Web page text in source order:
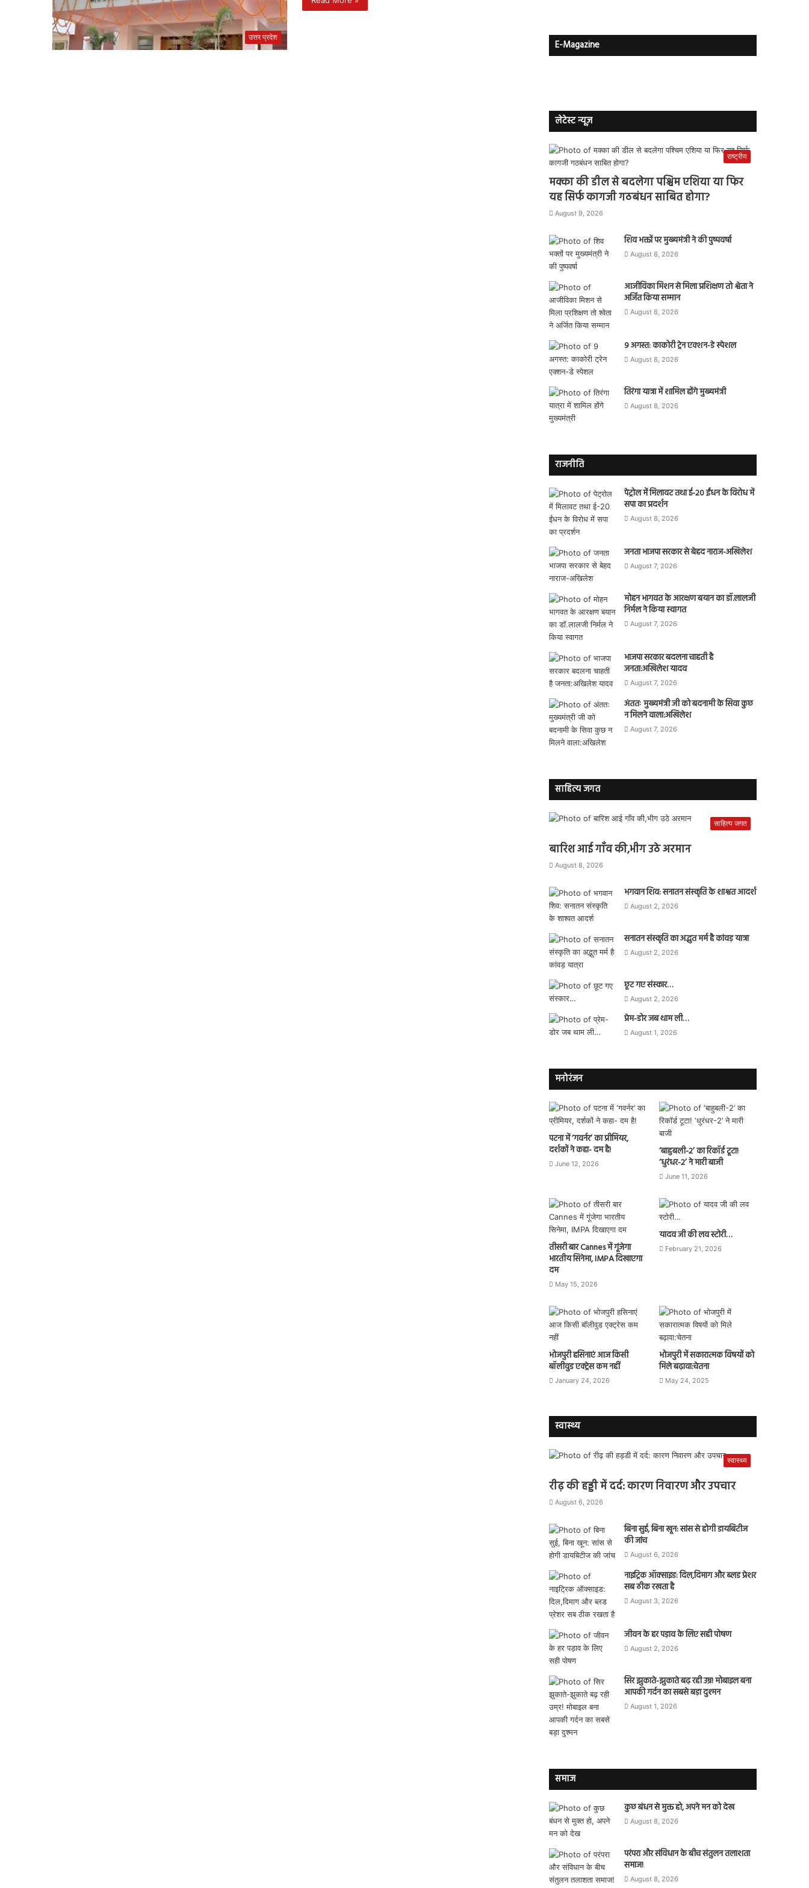
उत्तर प्रदेश
E-Magazine
लेटेस्ट न्यूज़
राष्ट्रीय
मक्का की डील से बदलेगा पश्चिम एशिया या फिर
यह सिर्फ कागजी गठबंधन साबित होगा?
August 9, 2026
शिव भक्तों पर मुख्यमंत्री ने की पुष्पवर्षा
August 8, 2026
आजीविका मिशन से मिला प्रशिक्षण तो श्वेता ने
अर्जित किया सम्मान
August 8, 2026
9 अगस्त: काकोरी ट्रेन एक्शन-डे स्पेशल
August 8, 2026
तिरंगा यात्रा में शामिल होंगे मुख्यमंत्री
August 8, 2026
राजनीति
पेट्रोल में मिलावट तथा ई-20 ईंधन के विरोध में
सपा का प्रदर्शन
August 8, 2026
जनता भाजपा सरकार से बेहद नाराज-अखिलेश
August 7, 2026
मोहन भागवत के आरक्षण बयान का डॉ.लालजी
निर्मल ने किया स्वागत
August 7, 2026
भाजपा सरकार बदलना चाहती है
जनता:अखिलेश यादव
August 7, 2026
अंततः मुख्यमंत्री जी को बदनामी के सिवा कुछ
न मिलने वाला:अखिलेश
August 7, 2026
साहित्य जगत
साहित्य जगत
बारिश आई गाँव की,भीग उठे अरमान
August 8, 2026
भगवान शिव: सनातन संस्कृति के शाश्वत आदर्श
August 2, 2026
सनातन संस्कृति का अद्भुत मर्म है कांवड़ यात्रा
August 2, 2026
छूट गए संस्कार…
August 2, 2026
प्रेम-डोर जब थाम ली…
August 1, 2026
मनोरंजन
पटना में ‘गवर्नर’ का प्रीमियर,
दर्शकों ने कहा- दम है!
June 12, 2026
‘बाहुबली-2’ का रिकॉर्ड टूटा!
‘धुरंधर-2’ ने मारी बाजी
June 11, 2026
तीसरी बार Cannes में गूंजेगा
भारतीय सिनेमा, IMPA दिखाएगा
दम
May 15, 2026
यादव जी की लव स्टोरी…
February 21, 2026
भोजपुरी हसिनाएं आज किसी
बॉलीवुड एक्ट्रेस कम नहीं
January 24, 2026
भोजपुरी में सकारात्मक विषयों को
मिले बढ़ावा:चेतना
May 24, 2025
स्वास्थ्य
स्वास्थ्य
रीढ़ की हड्डी में दर्द: कारण निवारण और उपचार
August 6, 2026
बिना सुई, बिना खून: सांस से होगी डायबिटीज
की जांच
August 6, 2026
नाइट्रिक ऑक्साइड: दिल,दिमाग और ब्लड प्रेशर
सब ठीक रखता है
August 3, 2026
जीवन के हर पड़ाव के लिए सही पोषण
August 2, 2026
सिर झुकाते-झुकाते बढ़ रही उम्र! मोबाइल बना
आपकी गर्दन का सबसे बड़ा दुश्मन
August 1, 2026
समाज
कुछ बंधन से मुक्त हो, अपने मन को देख
August 8, 2026
परंपरा और संविधान के बीच संतुलन तलाशता
समाज!
August 8, 2026